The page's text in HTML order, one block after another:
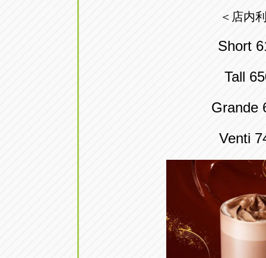
＜店内
Short
Tall
Grande
Venti